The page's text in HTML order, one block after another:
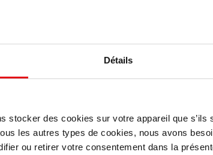
Détails
stocker des cookies sur votre appareil que
les autres types de cookies, nous avons
ou retirer votre consentement dans la